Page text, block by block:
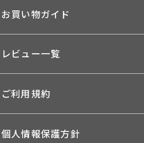
お買い物ガイド
レビュー一覧
ご利用規約
個人情報保護方針